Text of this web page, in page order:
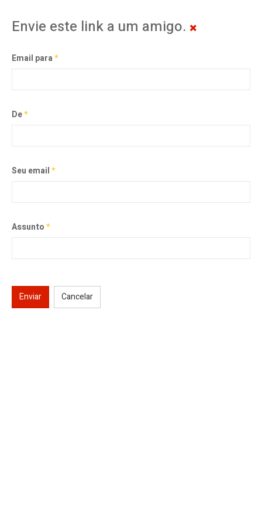
Envie este link a um amigo.
Email para*
De*
Seu email*
Assunto*
Enviar Cancelar